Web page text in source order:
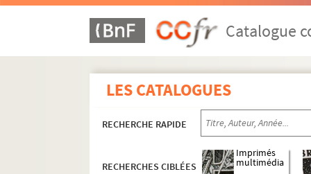
Catalogue
LES CATALOGUES
RECHERCHE RAPIDE
RECHERCHES CIBLÉES
Imprimés
multimédia